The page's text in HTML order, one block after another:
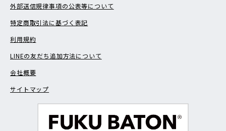
外部送信規律事項の公表等について
特定商取引法に基づく表記
利用規約
LINEの友だち追加方法について
会社概要
サイトマップ